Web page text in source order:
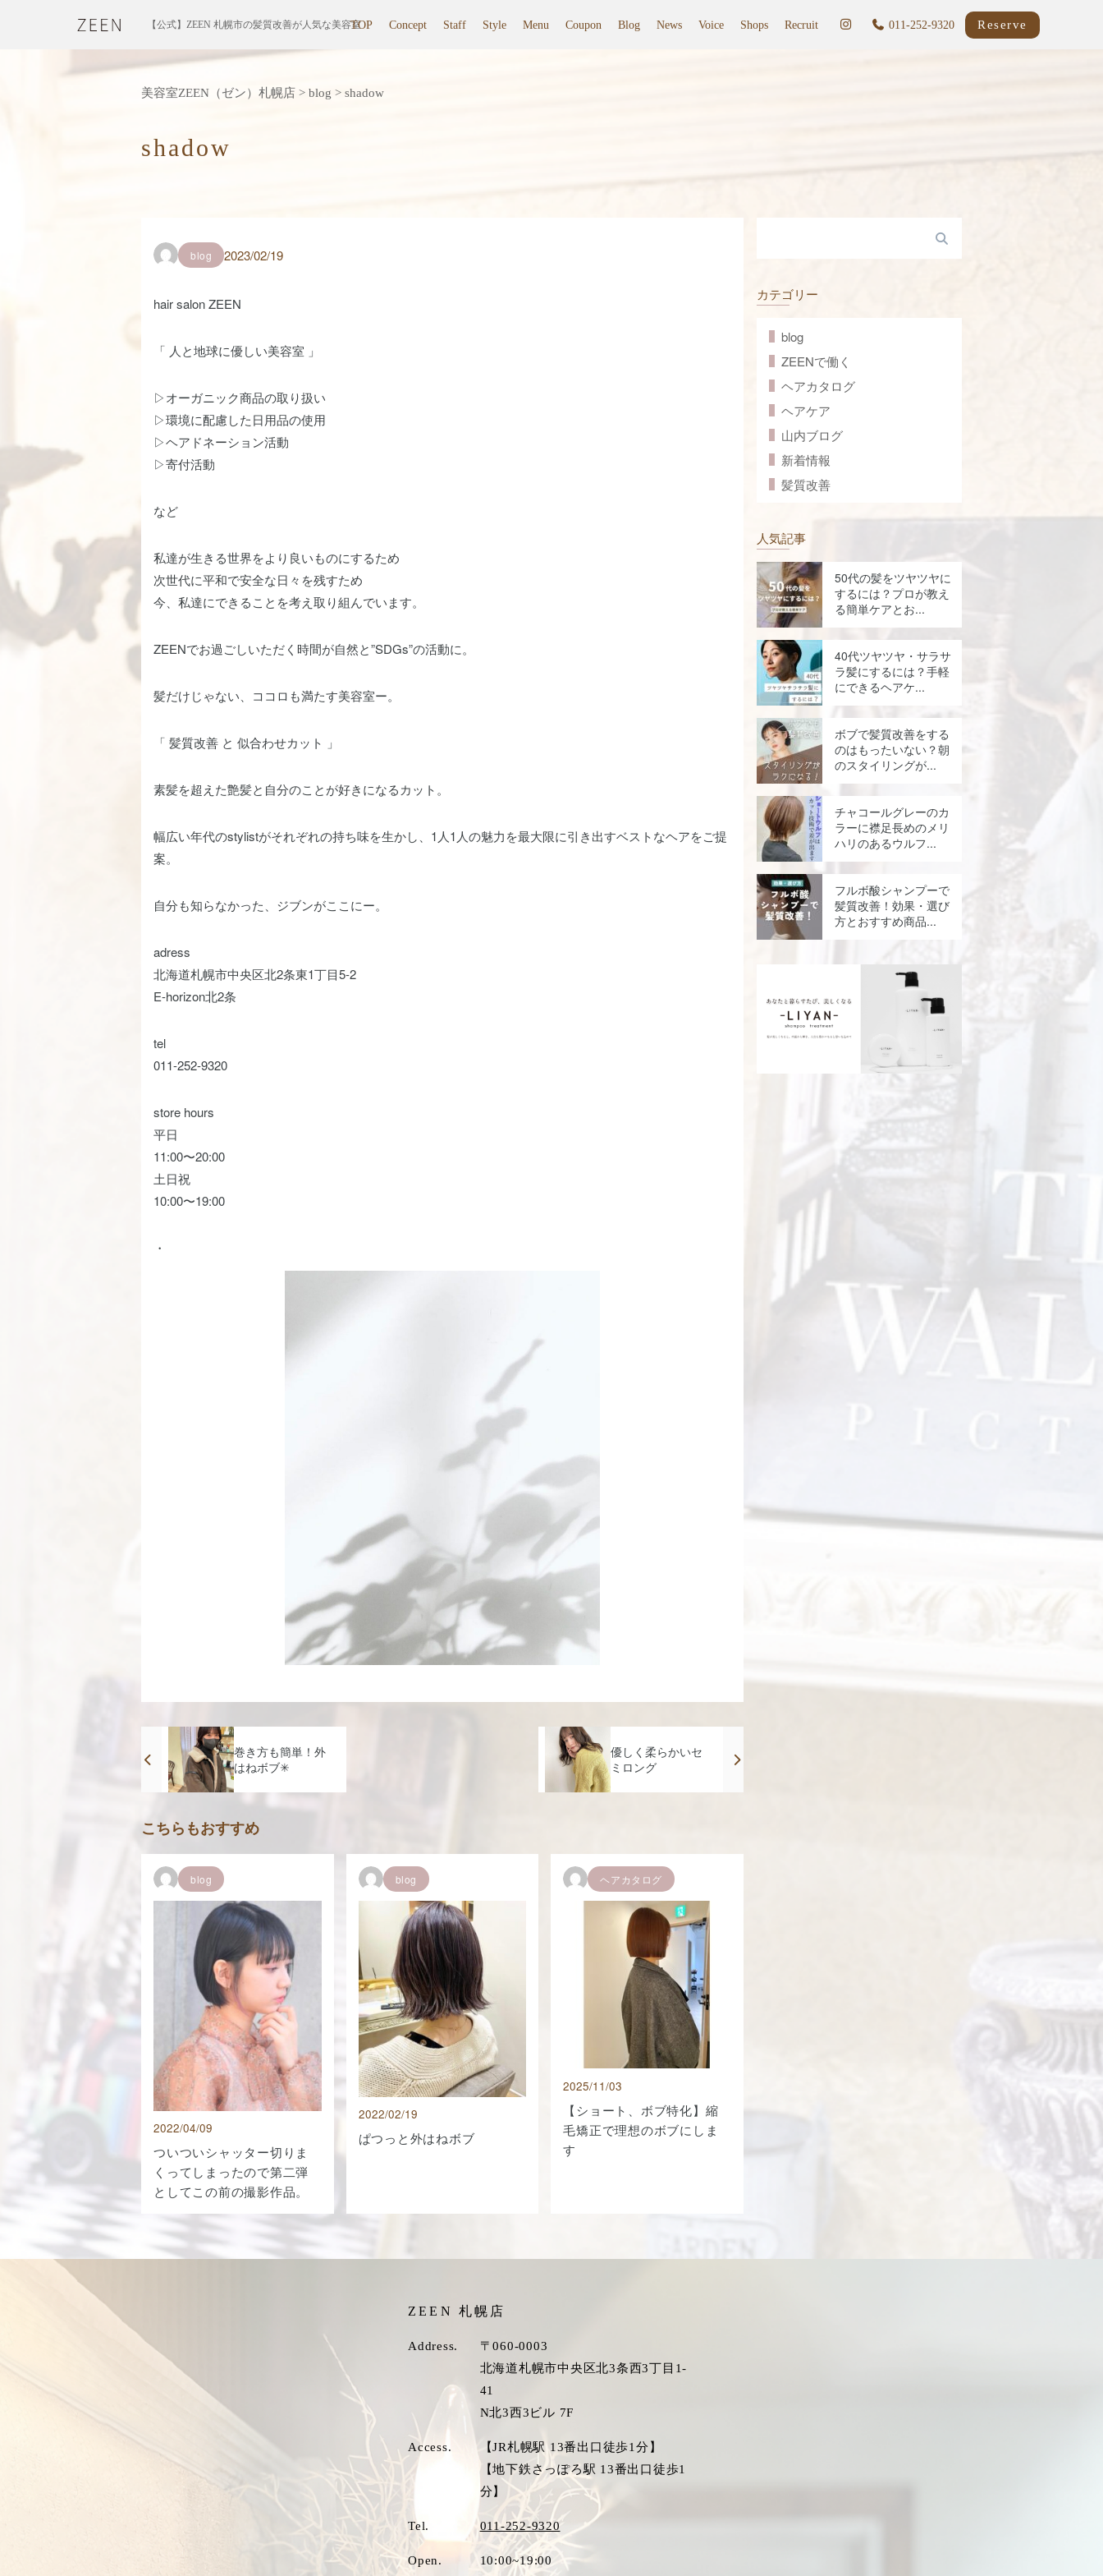
【公式】ZEEN 札幌市の髪質改善が人気な美容室TOP Concept Staff Style Menu Coupon Blog News Voice Shops Recruit 011-252-9320 Reserve
美容室ZEEN（ゼン）札幌店 > blog > shadow
shadow
blog 2023/02/19
hair salon ZEEN
「 人と地球に優しい美容室 」
▷オーガニック商品の取り扱い
▷環境に配慮した日用品の使用
▷ヘアドネーション活動
▷寄付活動
など
私達が生きる世界をより良いものにするため
次世代に平和で安全な日々を残すため
今、私達にできることを考え取り組んでいます。
ZEENでお過ごしいただく時間が自然と”SDGs”の活動に。
髪だけじゃない、ココロも満たす美容室ー。
「 髪質改善 と 似合わせカット 」
素髪を超えた艶髪と自分のことが好きになるカット。
幅広い年代のstylistがそれぞれの持ち味を生かし、1人1人の魅力を最大限に引き出すベストなヘアをご提
案。
自分も知らなかった、ジブンがここにー。
adress
北海道札幌市中央区北2条東1丁目5-2
E-horizon北2条
tel
011-252-9320
store hours
平日
11:00〜20:00
土日祝
10:00〜19:00
・
巻き方も簡単！外
はねボブ✳︎
優しく柔らかいセ
ミロング
こちらもおすすめ
blog
2022/04/09
ついついシャッター切りま
くってしまったので第二弾
としてこの前の撮影作品。
blog
2022/02/19
ぱつっと外はねボブ
ヘアカタログ
2025/11/03
【ショート、ボブ特化】縮
毛矯正で理想のボブにしま
す
カテゴリー
blog
ZEENで働く
ヘアカタログ
ヘアケア
山内ブログ
新着情報
髪質改善
人気記事
50代の髪をツヤツヤに
するには？プロが教え
る簡単ケアとお...
40代ツヤツヤ・サラサ
ラ髪にするには？手軽
にできるヘアケ...
ボブで髪質改善をする
のはもったいない？朝
のスタイリングが...
チャコールグレーのカ
ラーに襟足長めのメリ
ハリのあるウルフ...
フルボ酸シャンプーで
髪質改善！効果・選び
方とおすすめ商品...
ZEEN 札幌店
Address.
〒060-0003
北海道札幌市中央区北3条西3丁目1-
41
N北3西3ビル 7F
Access.
【JR札幌駅 13番出口徒歩1分】
【地下鉄さっぽろ駅 13番出口徒歩1
分】
Tel. 011-252-9320
Open. 10:00~19:00